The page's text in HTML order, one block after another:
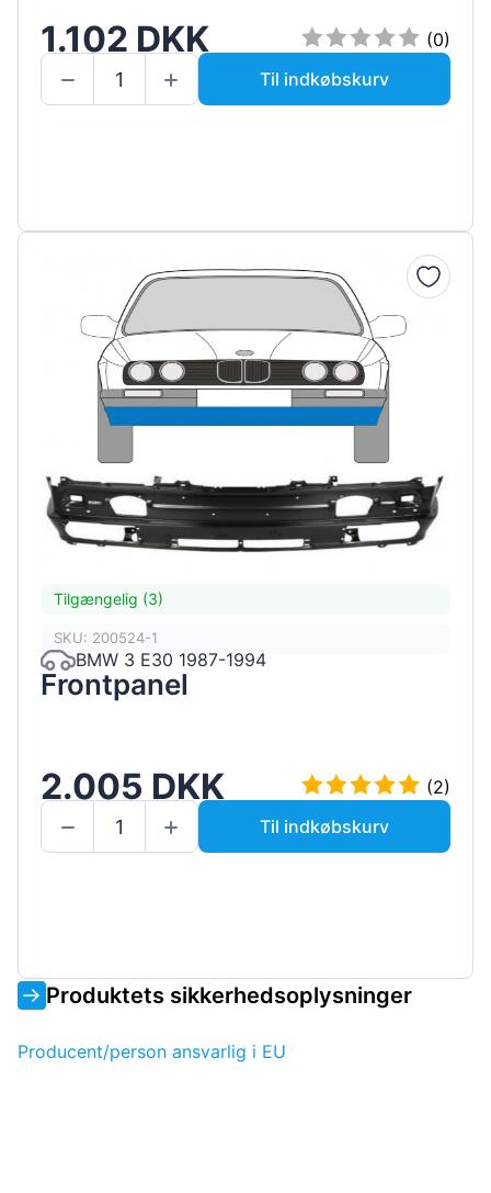
1.102 DKK
(0)
Til indkøbskurv
Tilgængelig (3)
SKU: 200524-1
BMW 3 E30 1987-1994
Frontpanel
2.005 DKK
(2)
Til indkøbskurv
Produktets sikkerhedsoplysninger
Producent/person ansvarlig i EU